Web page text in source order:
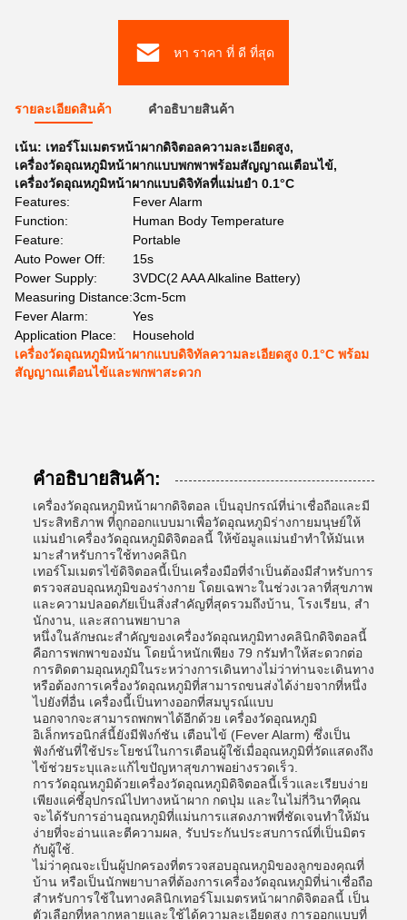
หา ราคา ที่ ดี ที่สุด
รายละเอียดสินค้า คําอธิบายสินค้า
เน้น: เทอร์โมเมตรหน้าผากดิจิตอลความละเอียดสูง,
เครื่องวัดอุณหภูมิหน้าผากแบบพกพาพร้อมสัญญาณเตือนไข้,
เครื่องวัดอุณหภูมิหน้าผากแบบดิจิทัลที่แม่นยำ 0.1°C
Features:
Fever Alarm
Function:
Human Body Temperature
Feature:
Portable
Auto Power Off:
15s
Power Supply:
3VDC(2 AAA Alkaline Battery)
Measuring Distance:3cm-5cm
Fever Alarm:
Yes
Application Place:
Household
เครื่องวัดอุณหภูมิหน้าผากแบบดิจิทัลความละเอียดสูง 0.1°C พร้อม
สัญญาณเตือนไข้และพกพาสะดวก
คําอธิบายสินค้า:
เครื่องวัดอุณหภูมิหน้าผากดิจิตอล เป็นอุปกรณ์ที่น่าเชื่อถือและมี
ประสิทธิภาพ ที่ถูกออกแบบมาเพื่อวัดอุณหภูมิร่างกายมนุษย์ให้
แม่นยําเครื่องวัดอุณหภูมิดิจิตอลนี้ ให้ข้อมูลแม่นยําทําให้มันเห
มาะสําหรับการใช้ทางคลินิก
เทอร์โมเมตรไข้ดิจิตอลนี้เป็นเครื่องมือที่จําเป็นต้องมีสําหรับการ
ตรวจสอบอุณหภูมิของร่างกาย โดยเฉพาะในช่วงเวลาที่สุขภาพ
และความปลอดภัยเป็นสิ่งสําคัญที่สุดรวมถึงบ้าน, โรงเรียน, สํา
นักงาน, และสถานพยาบาล
หนึ่งในลักษณะสําคัญของเครื่องวัดอุณหภูมิทางคลินิกดิจิตอลนี้
คือการพกพาของมัน โดยน้ําหนักเพียง 79 กรัมทําให้สะดวกต่อ
การติดตามอุณหภูมิในระหว่างการเดินทางไม่ว่าท่านจะเดินทาง
หรือต้องการเครื่องวัดอุณหภูมิที่สามารถขนส่งได้ง่ายจากที่หนึ่ง
ไปยังที่อื่น เครื่องนี้เป็นทางออกที่สมบูรณ์แบบ
นอกจากจะสามารถพกพาได้อีกด้วย เครื่องวัดอุณหภูมิ
อิเล็กทรอนิกส์นี้ยังมีฟังก์ชัน เตือนไข้ (Fever Alarm) ซึ่งเป็น
ฟังก์ชันที่ใช้ประโยชน์ในการเตือนผู้ใช้เมื่ออุณหภูมิที่วัดแสดงถึง
ไข้ช่วยระบุและแก้ไขปัญหาสุขภาพอย่างรวดเร็ว.
การวัดอุณหภูมิด้วยเครื่องวัดอุณหภูมิดิจิตอลนี้เร็วและเรียบง่าย
เพียงแค่ชี้อุปกรณ์ไปทางหน้าผาก กดปุ่ม และในไม่กี่วินาทีคุณ
จะได้รับการอ่านอุณหภูมิที่แม่นการแสดงภาพที่ชัดเจนทําให้มัน
ง่ายที่จะอ่านและตีความผล, รับประกันประสบการณ์ที่เป็นมิตร
กับผู้ใช้.
ไม่ว่าคุณจะเป็นผู้ปกครองที่ตรวจสอบอุณหภูมิของลูกของคุณที่
บ้าน หรือเป็นนักพยาบาลที่ต้องการเครื่องวัดอุณหภูมิที่น่าเชื่อถือ
สําหรับการใช้ในทางคลินิกเทอร์โมเมตรหน้าผากดิจิตอลนี้ เป็น
ตัวเลือกที่หลากหลายและใช้ได้ความละเอียดสูง การออกแบบที่